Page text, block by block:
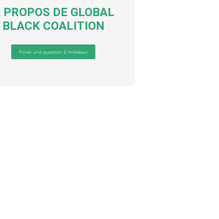
PROPOS DE GLOBAL
BLACK COALITION
Poser une question à l'initiateur